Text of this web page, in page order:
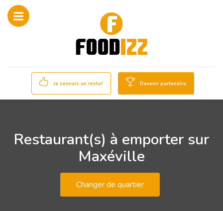
Je connais un resto! Devenir partenaire
Restaurant(s) à emporter sur
Maxéville
Changer de quartier